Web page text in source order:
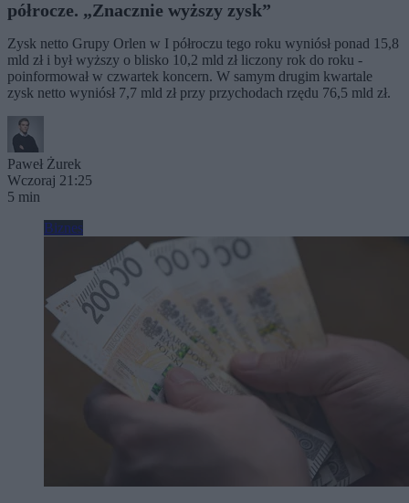
półrocze. „Znacznie wyższy zysk”
Zysk netto Grupy Orlen w I półroczu tego roku wyniósł ponad 15,8
mld zł i był wyższy o blisko 10,2 mld zł liczony rok do roku -
poinformował w czwartek koncern. W samym drugim kwartale
zysk netto wyniósł 7,7 mld zł przy przychodach rzędu 76,5 mld zł.
Paweł Żurek
Wczoraj 21:25
5 min
Biznes